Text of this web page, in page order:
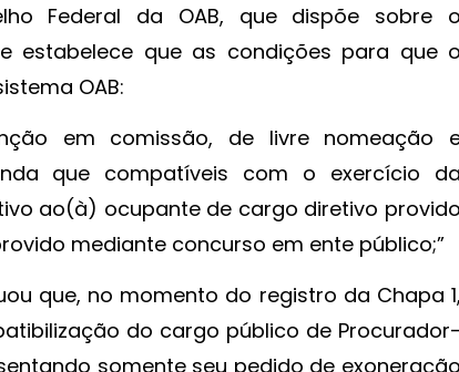
Federal da OAB, que dispõe sobre
estabelece que as condições para que
OAB:
em comissão, de livre nomeação
que compatíveis com o exercício
ao(à) ocupante de cargo diretivo
mediante concurso em ente público;”
que, no momento do registro da Chapa
do cargo público de
somente seu pedido de